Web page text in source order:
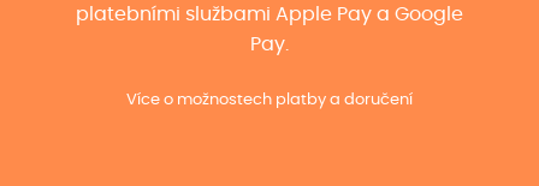
platebními službami Apple Pay a Google
Pay.
Více o možnostech platby a doručení